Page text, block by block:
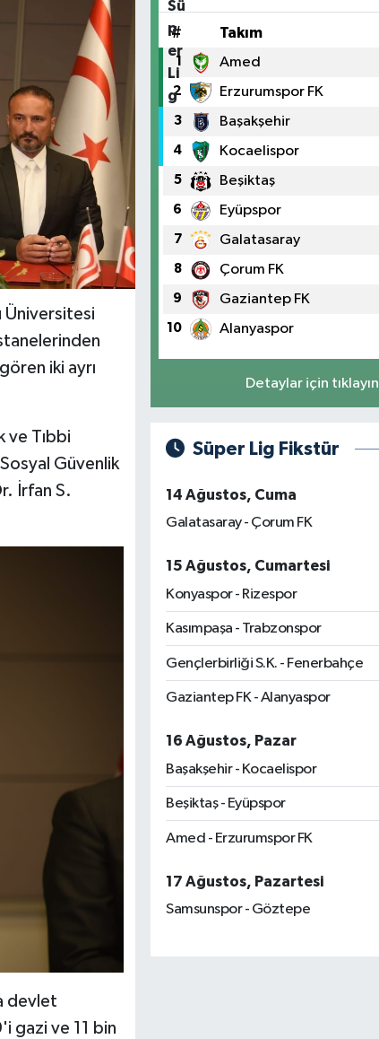
Üniversitesi
iki ayrı
ve Tıbbi
Güvenlik
İrfan S.
devlet
gazi ve 11 bin
# Takım
1 Amed
2 Erzurumspor FK
3 Başakşehir
4 Kocaelispor
5 Beşiktaş
6 Eyüpspor
7 Galatasaray
8 Çorum FK
9 Gaziantep FK
10 Alanyaspor
Detaylar için tıklayın
Süper Lig Fikstür
14 Ağustos, Cuma
Galatasaray - Çorum FK
15 Ağustos, Cumartesi
Konyaspor - Rizespor
Kasımpaşa - Trabzonspor
Gençlerbirliği S.K. - Fenerbahçe
Gaziantep FK - Alanyaspor
16 Ağustos, Pazar
Başakşehir - Kocaelispor
Beşiktaş - Eyüpspor
Amed - Erzurumspor FK
17 Ağustos, Pazartesi
Samsunspor - Göztepe